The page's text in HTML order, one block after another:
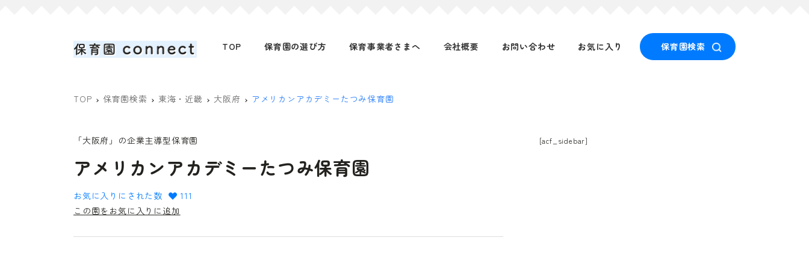
TOP 保育園の選び方 保育事業者さまへ 会社概要 お問い合わせ お気に入り 保育園検索
TOP 保育園検索 東海・近畿 大阪府 アメリカンアカデミーたつみ保育園
「大阪府」の企業主導型保育園
アメリカンアカデミーたつみ保育園
お気に入りにされた数
111
この園をお気に入りに追加
[acf_sidebar]